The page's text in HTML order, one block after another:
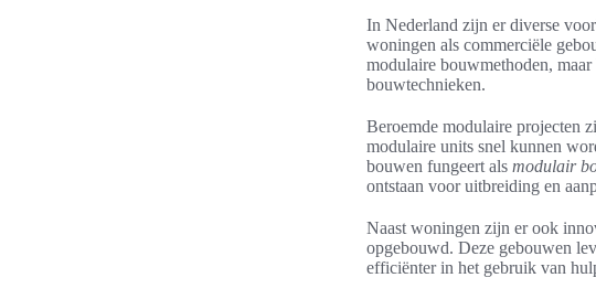
In Nederland zijn er diverse
woningen als commerciële
modulaire bouwmethoden,
bouwtechnieken.
Beroemde modulaire projecten
modulaire units snel kunnen
bouwen fungeert als modulair
ontstaan voor uitbreiding en
Naast woningen zijn er ook
opgebouwd. Deze gebouwen
efficiënter in het gebruik van